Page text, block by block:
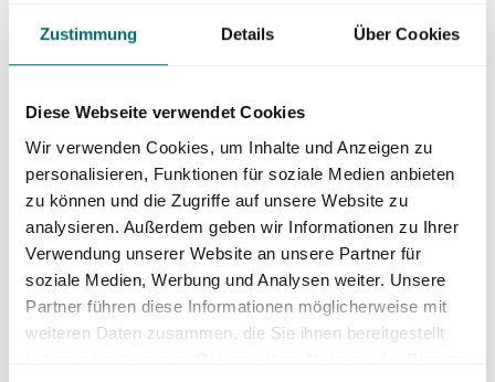
Zustimmung Details Über Cookies
Diese Webseite verwendet Cookies
Wir verwenden Cookies, um Inhalte und Anzeigen zu
personalisieren, Funktionen für soziale Medien anbieten
zu können und die Zugriffe auf unsere Website zu
analysieren. Außerdem geben wir Informationen zu Ihrer
Verwendung unserer Website an unsere Partner für
soziale Medien, Werbung und Analysen weiter. Unsere
Partner führen diese Informationen möglicherweise mit
weiteren Daten zusammen, die Sie ihnen bereitgestellt
européen est relativement peu exigeant en matière